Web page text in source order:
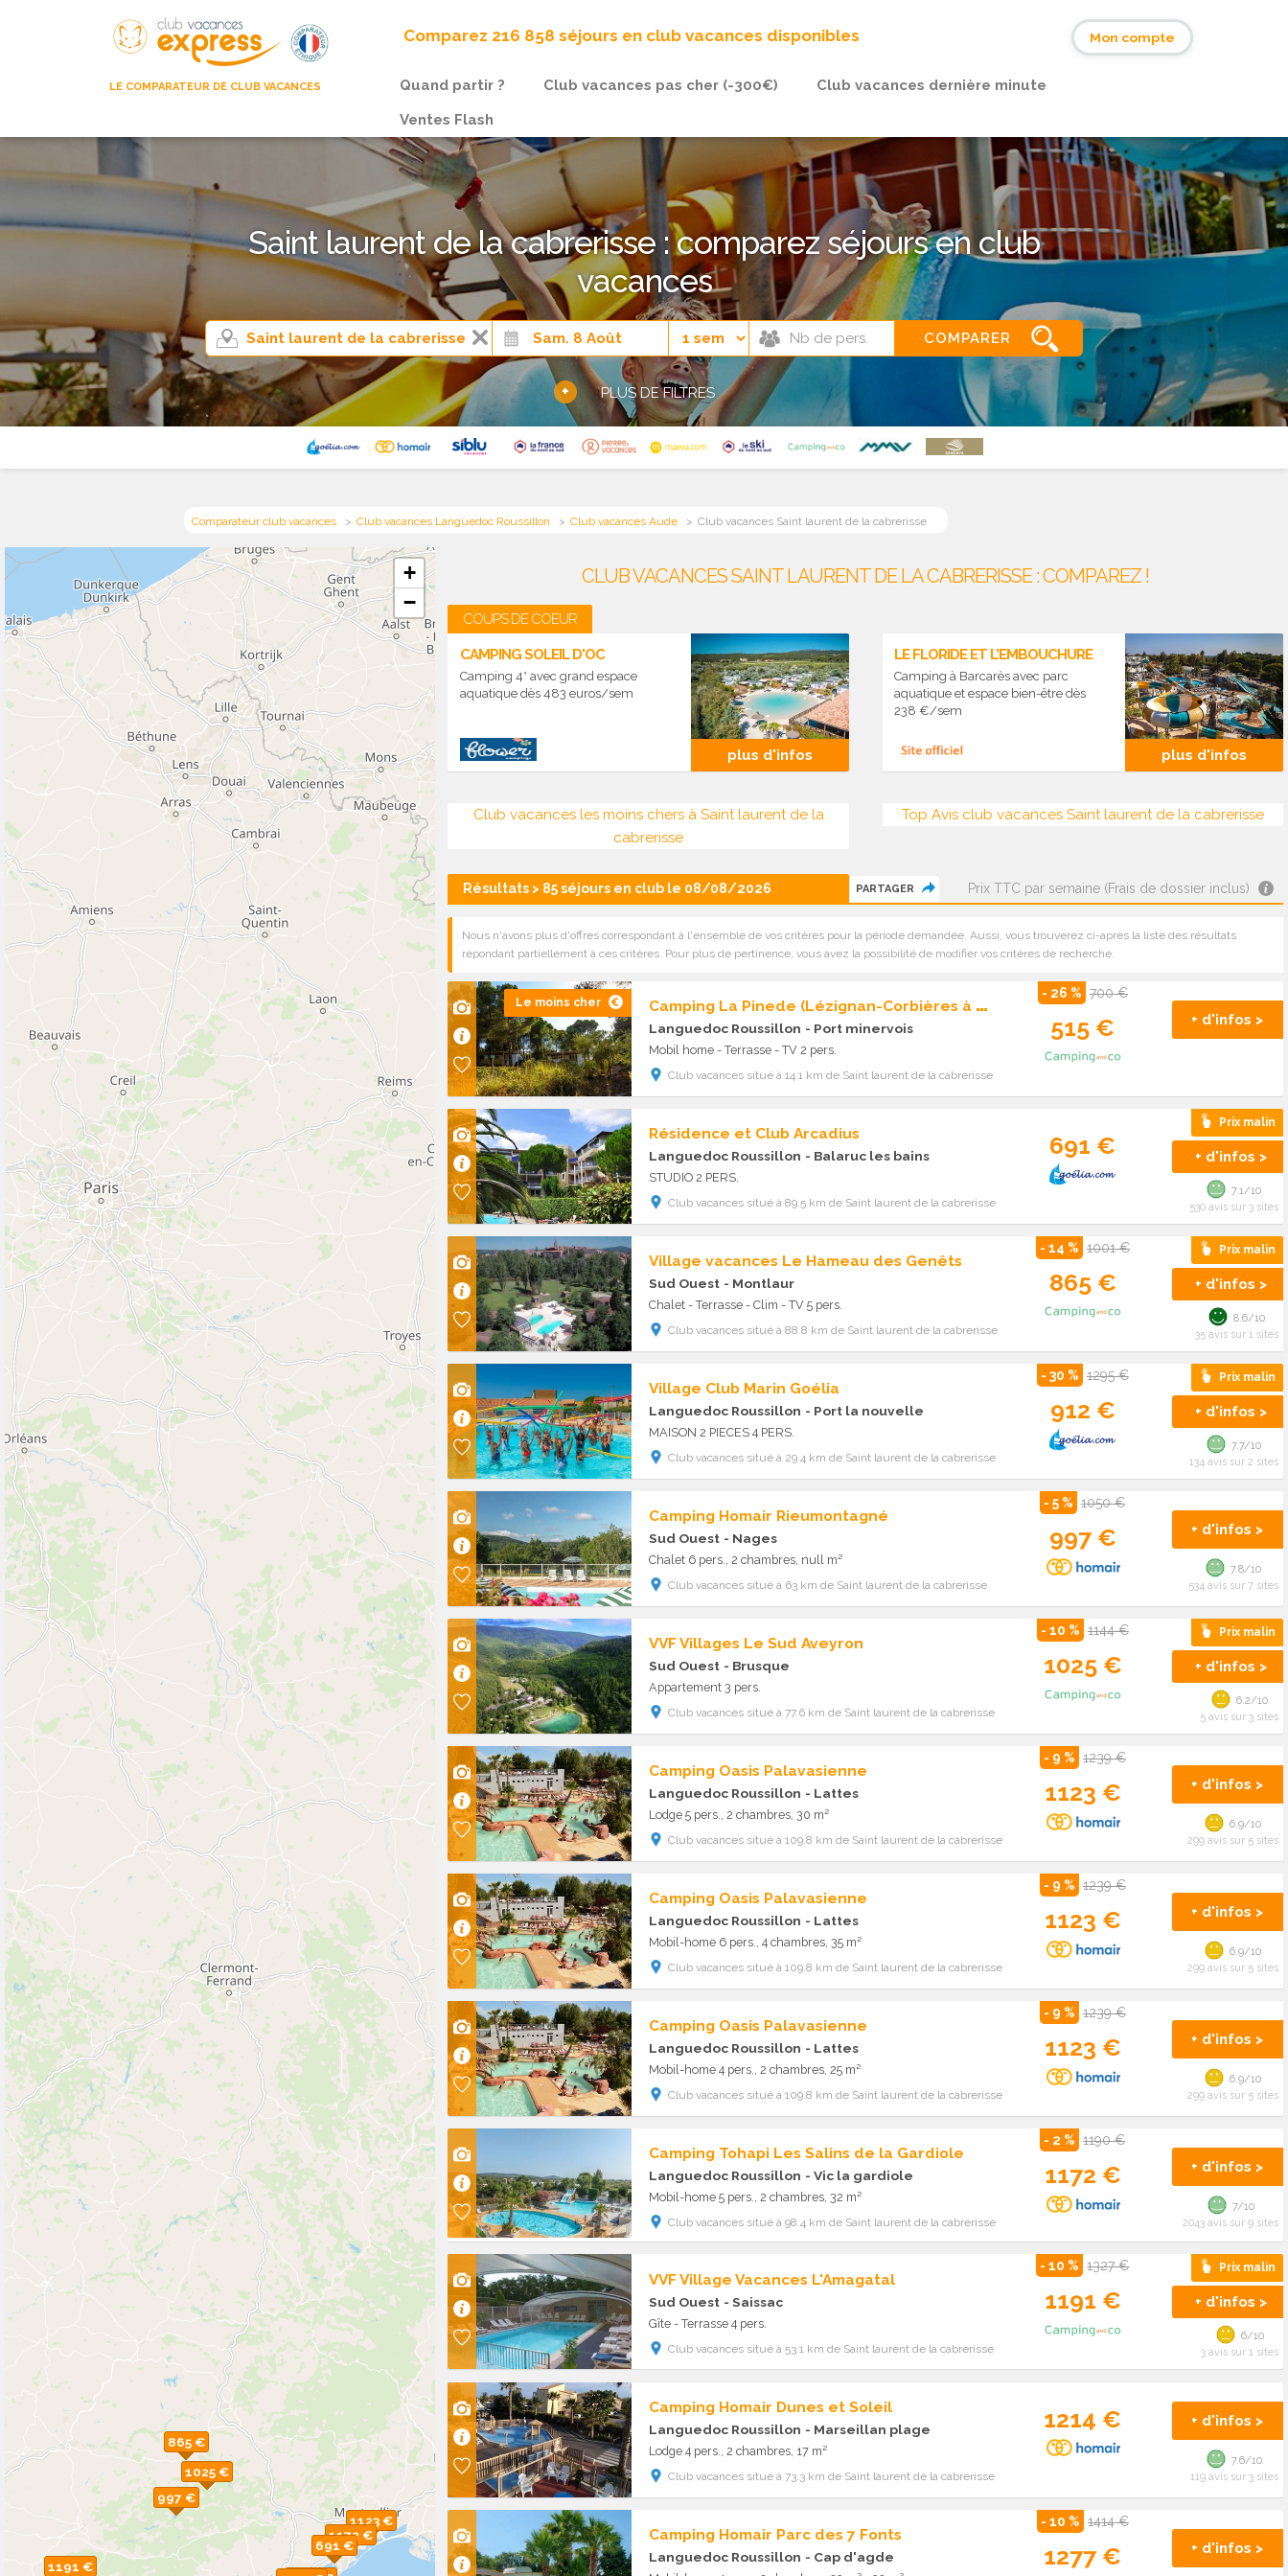
LE COMPARATEUR DE CLUB VACANCES
Comparez 216 858 séjours en club vacances disponibles Mon compte
Quand partir ? Club vacances pas cher (-300€)
Club vacances dernière minute
Ventes Flash
Saint laurent de la cabrerisse : comparez séjours en club
vacances
COMPARER
+ PLUS DE FILTRES
Comparateur club vacances Club vacances Languedoc Roussillon Club vacances Aude Club vacances Saint laurent de la cabrerisse
691 €
865 €
997 €
1025 €
1123 €
1172 €
1191 €
+
−
CLUB VACANCES SAINT LAURENT DE LA CABRERISSE : COMPAREZ !
COUPS DE COEUR
CAMPING SOLEIL D'OC
Camping 4* avec grand espace
aquatique dès 483 euros/sem
plus d'infos
LE FLORIDE ET L'EMBOUCHURE
Camping à Barcarès avec parc
aquatique et espace bien-être dès
238 €/sem
plus d'infos
Club vacances les moins chers à Saint laurent de la
cabrerisse
Top Avis club vacances Saint laurent de la cabrerisse
Résultats > 85 séjours en club le 08/08/2026 PARTAGER Prix TTC par semaine (Frais de dossier inclus)
Nous n'avons plus d'offres correspondant à l'ensemble de vos critères pour la période demandée. Aussi, vous trouverez ci-après la liste des résultats
répondant partiellement à ces critères. Pour plus de pertinence, vous avez la possibilité de modifier vos critères de recherche.
Le moins cher C
amping La Pinede (Lézignan-Corbières à 4 km)
Languedoc Roussillon - Port minervois
Mobil home - Terrasse - TV 2 pers.
Club vacances situé à 14.1 km de Saint laurent de la cabrerisse
- 26 % 700 €
515 € + d'infos >
Résidence et Club Arcadius
Languedoc Roussillon - Balaruc les bains
STUDIO 2 PERS.
Club vacances situé à 89.5 km de Saint laurent de la cabrerisse
691 €
Prix malin
+ d'infos >
7.1/10
530 avis sur 3 sites
Village vacances Le Hameau des Genêts
Sud Ouest - Montlaur
Chalet - Terrasse - Clim - TV 5 pers.
Club vacances situé à 88.8 km de Saint laurent de la cabrerisse
- 14 % 1001 €
865 €
Prix malin
+ d'infos >
8.6/10
35 avis sur 1 sites
Village Club Marin Goélia
Languedoc Roussillon - Port la nouvelle
MAISON 2 PIECES 4 PERS.
Club vacances situé à 29.4 km de Saint laurent de la cabrerisse
- 30 % 1295 €
912 €
Prix malin
+ d'infos >
7.7/10
134 avis sur 2 sites
Camping Homair Rieumontagné
Sud Ouest - Nages
Chalet 6 pers., 2 chambres, null m²
Club vacances situé à 63 km de Saint laurent de la cabrerisse
- 5 % 1050 €
997 € + d'infos >
7.8/10
534 avis sur 7 sites
VVF Villages Le Sud Aveyron
Sud Ouest - Brusque
Appartement 3 pers.
Club vacances situé à 77.6 km de Saint laurent de la cabrerisse
- 10 % 1144 €
1025 €
Prix malin
+ d'infos >
6.2/10
5 avis sur 3 sites
Camping Oasis Palavasienne
Languedoc Roussillon - Lattes
Lodge 5 pers., 2 chambres, 30 m²
Club vacances situé à 109.8 km de Saint laurent de la cabrerisse
- 9 % 1239 €
1123 € + d'infos >
6.9/10
299 avis sur 5 sites
Camping Oasis Palavasienne
Languedoc Roussillon - Lattes
Mobil-home 6 pers., 4 chambres, 35 m²
Club vacances situé à 109.8 km de Saint laurent de la cabrerisse
- 9 % 1239 €
1123 € + d'infos >
6.9/10
299 avis sur 5 sites
Camping Oasis Palavasienne
Languedoc Roussillon - Lattes
Mobil-home 4 pers., 2 chambres, 25 m²
Club vacances situé à 109.8 km de Saint laurent de la cabrerisse
- 9 % 1239 €
1123 € + d'infos >
6.9/10
299 avis sur 5 sites
Camping Tohapi Les Salins de la Gardiole
Languedoc Roussillon - Vic la gardiole
Mobil-home 5 pers., 2 chambres, 32 m²
Club vacances situé à 98.4 km de Saint laurent de la cabrerisse
- 2 % 1190 €
1172 € + d'infos >
7/10
2043 avis sur 9 sites
VVF Village Vacances L'Amagatal
Sud Ouest - Saissac
Gîte - Terrasse 4 pers.
Club vacances situé à 53.1 km de Saint laurent de la cabrerisse
- 10 % 1327 €
1191 €
Prix malin
+ d'infos >
6/10
3 avis sur 1 sites
Camping Homair Dunes et Soleil
Languedoc Roussillon - Marseillan plage
Lodge 4 pers., 2 chambres, 17 m²
Club vacances situé à 73.3 km de Saint laurent de la cabrerisse
1214 € + d'infos >
7.6/10
119 avis sur 3 sites
Camping Homair Parc des 7 Fonts
Languedoc Roussillon - Cap d'agde
- 10 % 1414 €
1277 € + d'infos >